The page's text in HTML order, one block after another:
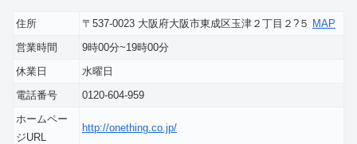
住所 〒537-0023 大阪府大阪市東成区玉津２丁目２?５ MAP
営業時間
9時00分~19時00分
休業日
水曜日
電話番号
0120-604-959
ホームペー
ジURL
http://onething.co.jp/